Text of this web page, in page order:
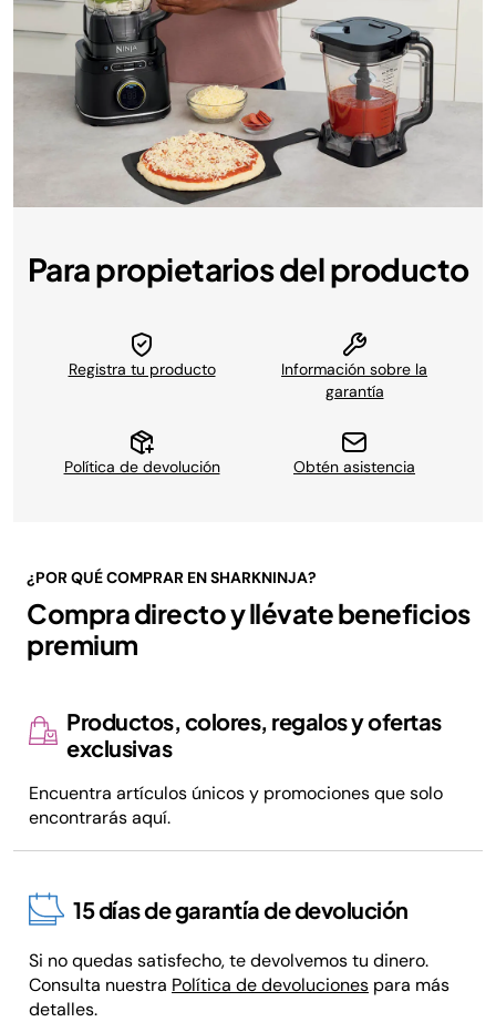
Para propietarios del producto
Registra tu producto
Información sobre la
garantía
Política de devolución Obtén asistencia
¿POR QUÉ COMPRAR EN SHARKNINJA?
Compra directo y llévate beneficios
premium
Productos, colores, regalos y ofertas
exclusivas
Encuentra artículos únicos y promociones que solo
encontrarás aquí.
15 días de garantía de devolución
Si no quedas satisfecho, te devolvemos tu dinero.
Consulta nuestra Política de devoluciones para más
detalles.